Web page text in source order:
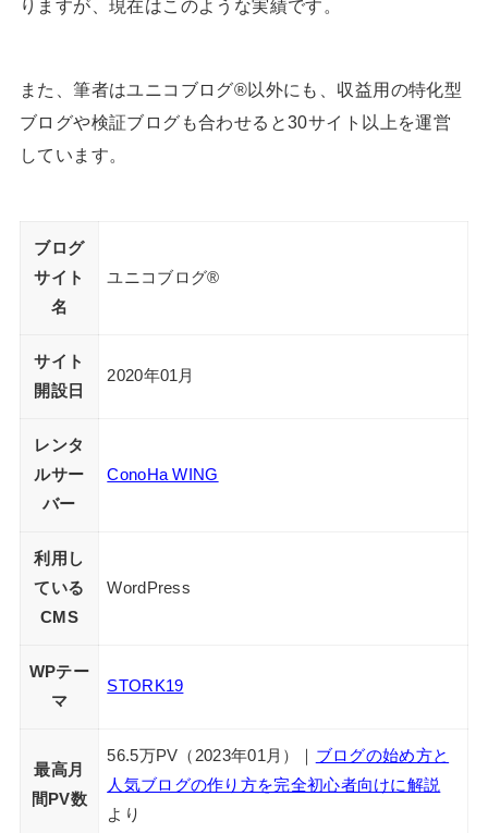
りますが、現在はこのような実績です。
また、筆者はユニコブログ®以外にも、収益用の特化型
ブログや検証ブログも合わせると30サイト以上を運営
しています。
ブログ
サイト
名
ユニコブログ®︎
サイト
開設日
2020年01月
レンタ
ルサー
バー
ConoHa WING
利用し
ている
CMS
WordPress
WPテー
マ
STORK19
最高月
間PV数
56.5万PV（2023年01月）｜ ブログの始め方と
人気ブログの作り方を完全初心者向けに解説
より